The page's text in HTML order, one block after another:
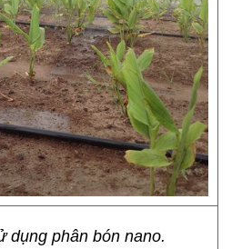
dụng phân bón nano.